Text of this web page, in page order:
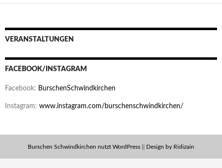
VERANSTALTUNGEN
FACEBOOK/INSTAGRAM
Facebook: BurschenSchwindkirchen
Instagram: www.instagram.com/burschenschwindkirchen/
Burschen Schwindkirchen nutzt WordPress Design by Ridizain